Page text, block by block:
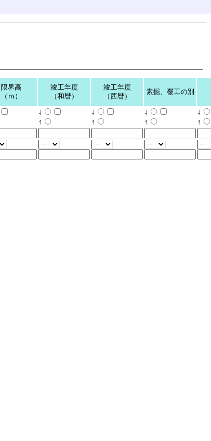
限界高
（ｍ）
竣工年度
（和暦）
竣工年度
（西暦）
素掘、覆工の別
↓
↑
↓
↑
↓
↑
↓
↑